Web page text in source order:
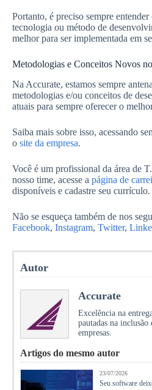
Portanto, é preciso sempre
tecnologia ou método de
melhor para ser implementada em
Metodologias e Conceitos Novos
Na Accurate, estamos sempre
metodologias e/ou conceitos de
atuais para sempre oferecer o
Saiba mais sobre isso, acessando
o site da empresa.
Você é um profissional da área de
nosso time, acesse a página de
disponíveis e cadastre seu currículo.
Não se esqueça também de nos
Facebook, Instagram, Twitter,
Autor
Accurate
Excelência na
pautadas na inclusão
empresas.
Artigos do mesmo autor
23/07/2026
Seu software